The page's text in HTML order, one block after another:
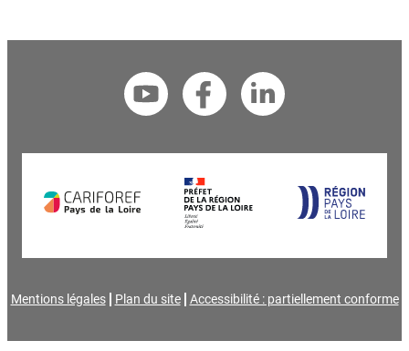
Mentions légales Plan du site Accessibilité : partiellement conforme